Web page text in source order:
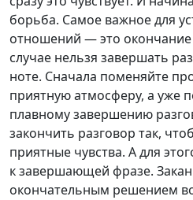
борьба. Самое важное для
отношений — это
случае нельзя завершать
ноте. Сначала поменяйте
приятную атмосферу, а уже
плавному завершению
закончить разговор так,
приятные чувства. А для
к завершающей фразе.
окончательным решением